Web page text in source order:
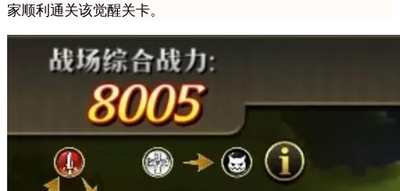
家顺利通关该觉醒关卡。